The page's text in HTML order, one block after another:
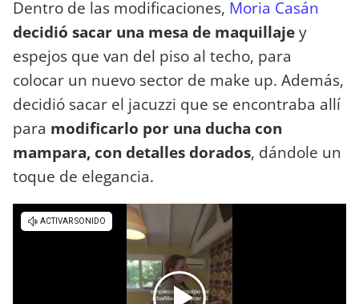
Dentro de las modificaciones, Moria Casán
decidió sacar una mesa de maquillajey
espejos que van del piso al techo, para
colocar un nuevo sector de make up. Además,
decidió sacar el jacuzzi que se encontraba allí
para modificarlo por una ducha con
mampara, con detalles dorados, dándole un
toque de elegancia.